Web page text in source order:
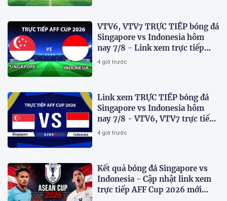
VTV6, VTV7 TRỰC TIẾP bóng đá
Singapore vs Indonesia hôm
nay 7/8 - Link xem trực tiếp
AFF Cup 2026 mới nhất
4 giờ trước
Link xem TRỰC TIẾP bóng đá
Singapore vs Indonesia hôm
nay 7/8 - VTV6, VTV7 trực tiếp
AFF Cup 2026
4 giờ trước
Kết quả bóng đá Singapore vs
Indonesia - Cập nhật link xem
trực tiếp AFF Cup 2026 mới